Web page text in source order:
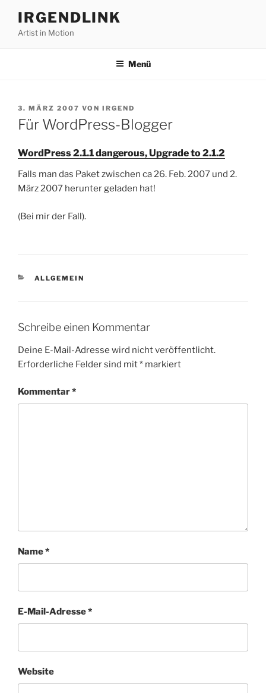
Inhalt
springen
IRGENDLINK
Artist in Motion
Menü
VERÖFFENTLICHT
AM
3. MÄRZ 2007 VON IRGEND
Für WordPress-Blogger
WordPress 2.1.1 dangerous, Upgrade to 2.1.2
Falls man das Paket zwischen ca 26. Feb. 2007 und 2.
März 2007 herunter geladen hat!
(Bei mir der Fall).
KATEGORIEN
ALLGEMEIN
Schreibe einen Kommentar
Deine E-Mail-Adresse wird nicht veröffentlicht.
Erforderliche Felder sind mit* markiert
Kommentar*
Name*
E-Mail-Adresse*
Website